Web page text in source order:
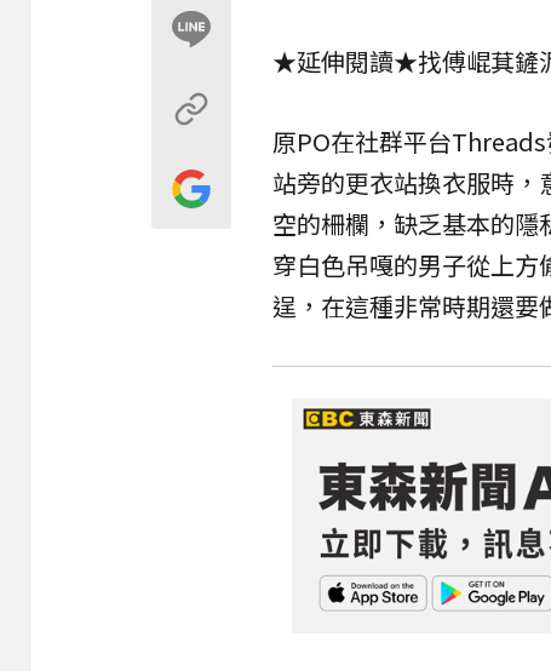
★延伸閱讀★找傅崐萁鏟
原PO在社群平台
站旁的更衣站換衣服時
空的柵欄，缺乏基本的
穿白色吊嘎的男子從上
逞，在這種非常時期還要